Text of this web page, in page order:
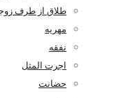
طلاق از طرف
مهریه
نفقه
اجرت المثل
حضانت